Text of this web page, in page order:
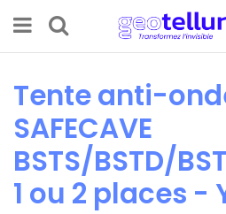
Tente anti-
SAFECAVE
BSTS/BSTD/
1 ou 2 places -